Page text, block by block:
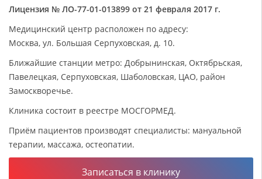
Лицензия № ЛО-77-01-013899 от 21 февраля 2017 г.
Медицинский центр расположен по адресу:
Москва, ул. Большая Серпуховская, д. 10.
Ближайшие станции метро: Добрынинская, Октябрьская,
Павелецкая, Серпуховская, Шаболовская, ЦАО, район
Замоскворечье.
Клиника состоит в реестре МОСГОРМЕД.
Приём пациентов производят специалисты: мануальной
терапии, массажа, остеопатии.
Записаться в клинику